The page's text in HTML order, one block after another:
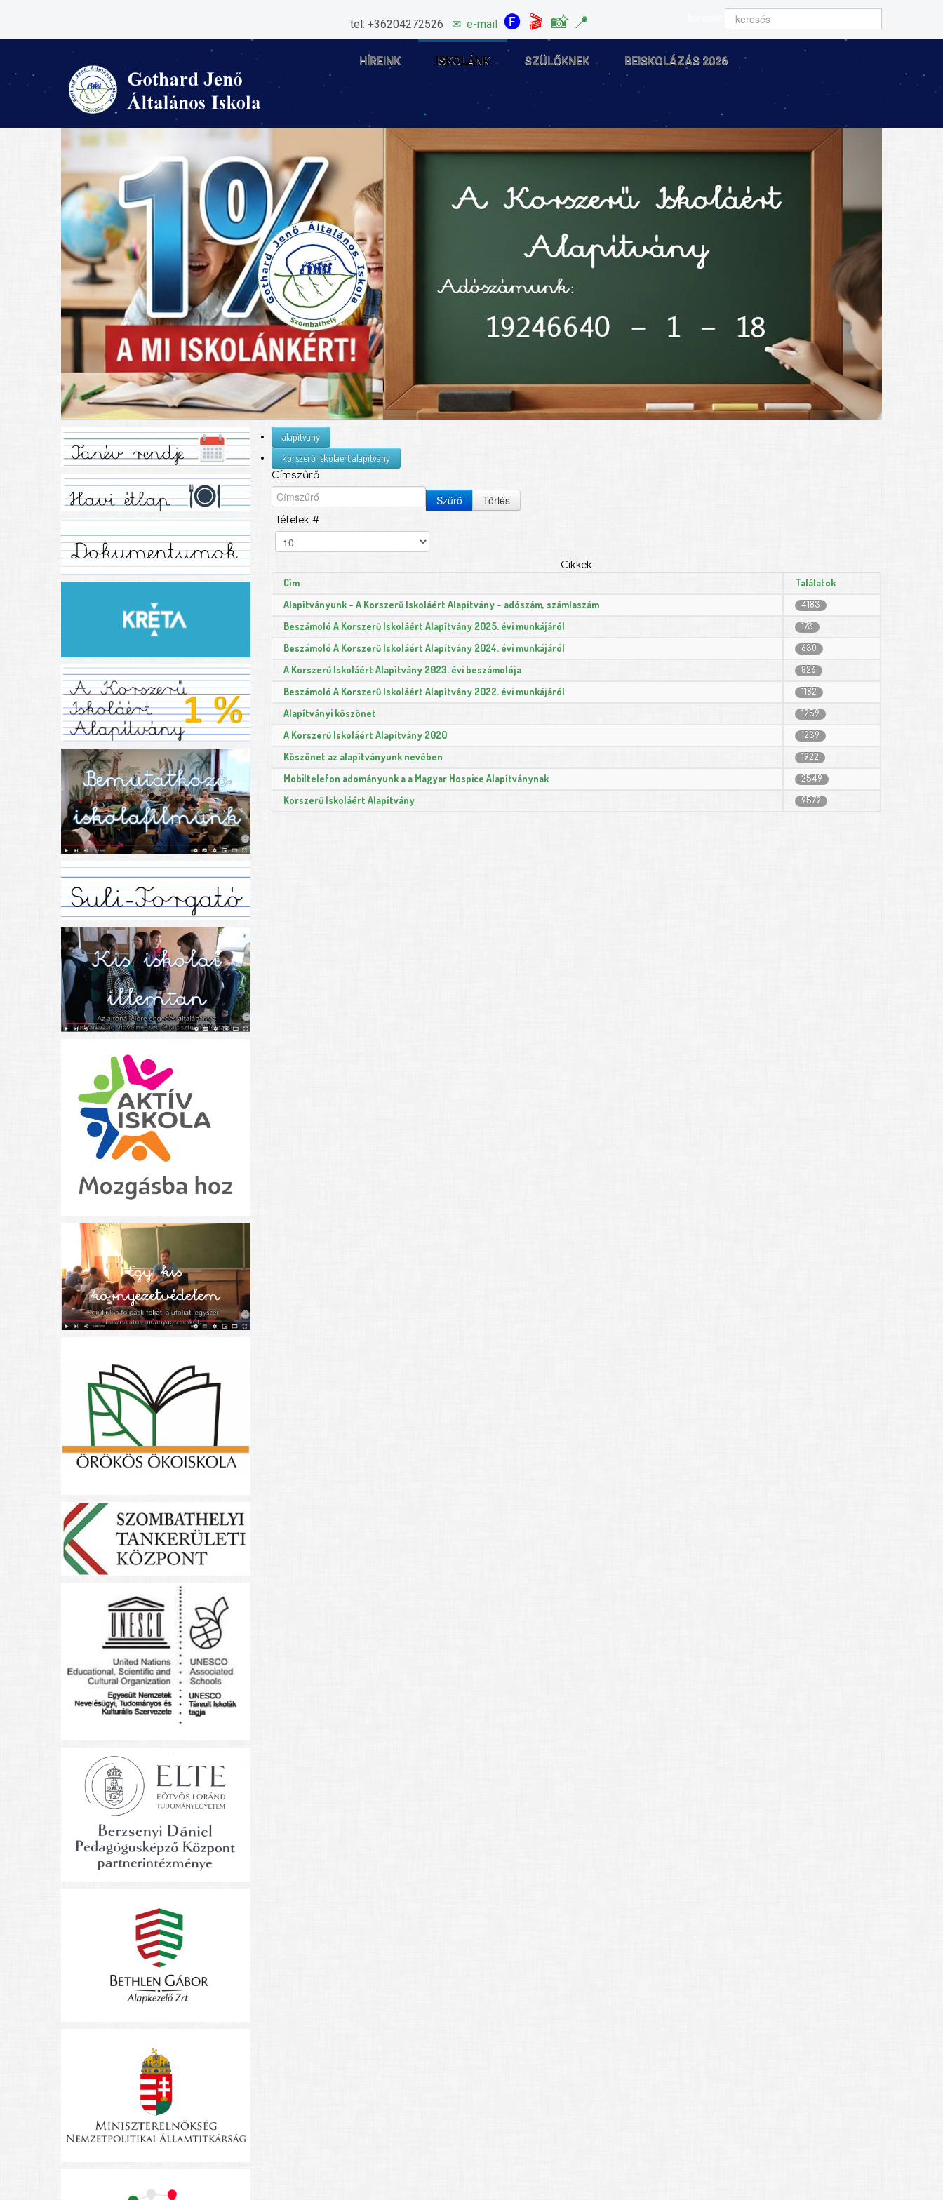
tel: +36204272526 ✉ e-mail 🅕 🎬 📸 📍
HÍREINK ISKOLÁNK SZÜLŐKNEK BEISKOLÁZÁS 2026
alapítvány
korszerű iskoláért alapítvány
Címszűrő
Szűrő Törlés
Tételek #
Cikkek
Cím
Találatok
Alapítványunk - A Korszerű Iskoláért Alapítvány - adószám, számlaszám
4183
Beszámoló A Korszerű Iskoláért Alapítvány 2025. évi munkájáról 173
Beszámoló A Korszerű Iskoláért Alapítvány 2024. évi munkájáról 630
A Korszerű Iskoláért Alapítvány 2023. évi beszámolója 826
Beszámoló A Korszerű Iskoláért Alapítvány 2022. évi munkájáról 1182
Alapítványi köszönet 1259
A Korszerű Iskoláért Alapítvány 2020 1239
Köszönet az alapítványunk nevében 1922
Mobiltelefon adományunk a a Magyar Hospice Alapítványnak 2549
Korszerű Iskoláért Alapítvány 9579